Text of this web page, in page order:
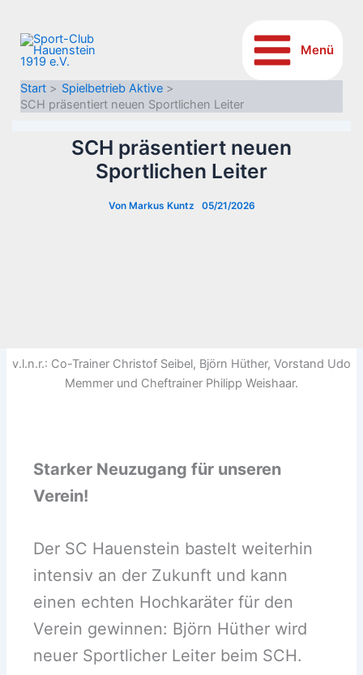
springen
Menü
Start
Spielbetrieb Aktive
SCH präsentiert neuen Sportlichen Leiter
SCH präsentiert neuen
Sportlichen Leiter
Von Markus Kuntz 05/21/2026
v.l.n.r.: Co-Trainer Christof Seibel, Björn Hüther, Vorstand Udo
Memmer und Cheftrainer Philipp Weishaar.
Starker Neuzugang für unseren
Verein!
Der SC Hauenstein bastelt weiterhin
intensiv an der Zukunft und kann
einen echten Hochkaräter für den
Verein gewinnen: Björn Hüther wird
neuer Sportlicher Leiter beim SCH.